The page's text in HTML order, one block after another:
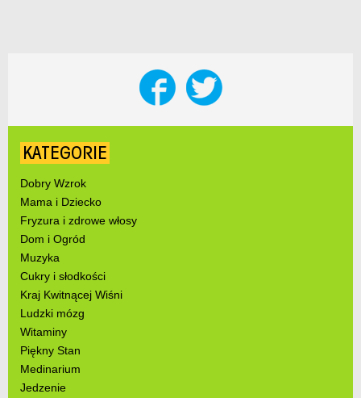
KATEGORIE
Dobry Wzrok
Mama i Dziecko
Fryzura i zdrowe włosy
Dom i Ogród
Muzyka
Cukry i słodkości
Kraj Kwitnącej Wiśni
Ludzki mózg
Witaminy
Piękny Stan
Medinarium
Jedzenie